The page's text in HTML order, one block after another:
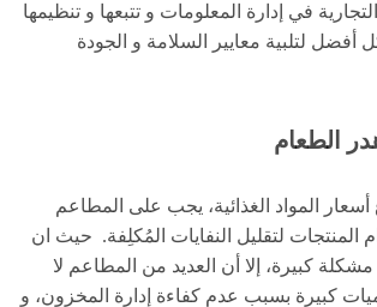
في إدارة المعلومات و تتبعها و تنظيمها
أفضل لتلبية معايير السلامة و الجودة
أسعار المواد الغذائية، يجب على المطاعم
لتقليل النفايات المُكلِفة. حيث ان
كبيرة، إلا أن العديد من المطاعم لا
كبيرة بسبب عدم كفاءة إدارة المخزون، و